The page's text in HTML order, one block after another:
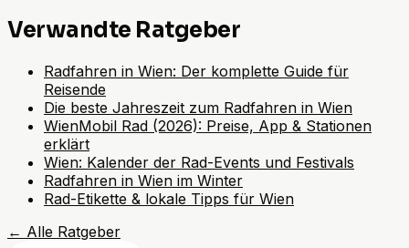
Verwandte Ratgeber
Radfahren in Wien: Der komplette Guide für
Reisende
Die beste Jahreszeit zum Radfahren in Wien
WienMobil Rad (2026): Preise, App & Stationen
erklärt
Wien: Kalender der Rad-Events und Festivals
Radfahren in Wien im Winter
Rad-Etikette & lokale Tipps für Wien
← Alle Ratgeber